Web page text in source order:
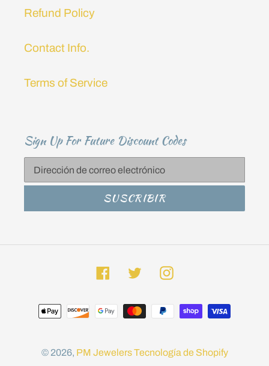
Refund Policy
Contact Info.
Terms of Service
Sign Up For Future Discount Codes
SUSCRIBIR
Facebook
TwitterInstagram
Métodos
© 2026, PM JewelersTecnología de Shopify